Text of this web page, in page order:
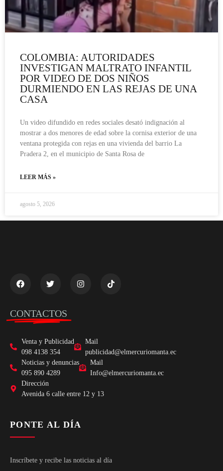
COLOMBIA: AUTORIDADES
INVESTIGAN MALTRATO INFANTIL
POR VIDEO DE DOS NIÑOS
DURMIENDO EN LAS REJAS DE UNA
CASA
Un video difundido en redes sociales desató indignación al
mostrar a dos menores de edad sobre la cornisa exterior de una
ventana protegida con rejas en una vivienda del barrio La
Pradera 2, en el municipio de Santa Rosa de
LEER MÁS »
agosto 5, 2026
CONTACTOS
Venta y Publicidad
098 4138 354
Mail
publicidad@elmercuriomanta.ec
Noticias y denuncias
095 890 4289
Mail
Info@elmercuriomanta.ec
Dirección
Avenida 6 calle entre 12 y 13
PONTE AL DÍA
Inscríbete y recibe las noticias al día